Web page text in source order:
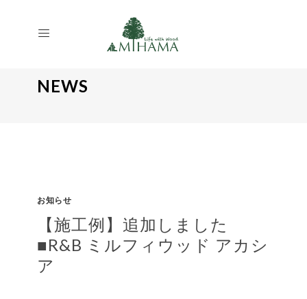
NEWS
お知らせ
【施工例】追加しました
■R&B ミルフィウッド アカシ
ア